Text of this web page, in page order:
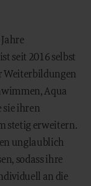
seit 2016 selbst
Weiterbildungen
Aqua
sie ihren
stetig erweitern.
unglaublich
sodass ihre
an die